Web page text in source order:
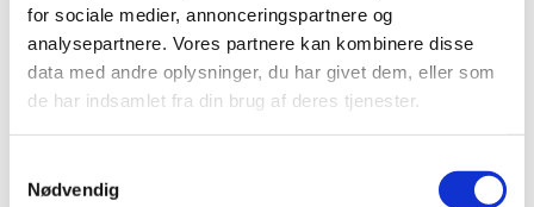
for sociale medier, annonceringspartnere og
analysepartnere. Vores partnere kan kombinere disse
data med andre oplysninger, du har givet dem, eller som
de har indsamlet fra din brug af deres tjenester.
Nødvendig
august (1)
juli (5)
april (3)